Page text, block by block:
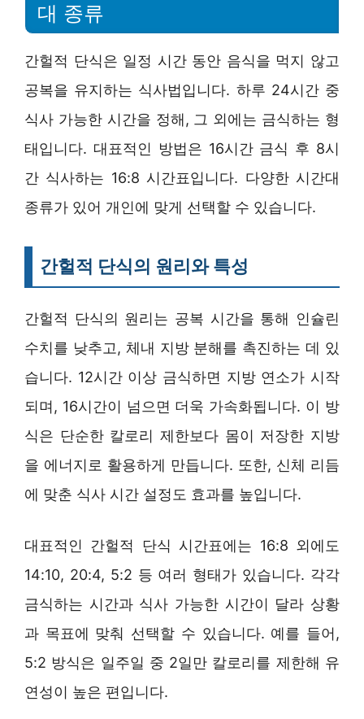
대 종류
간헐적 단식은 일정 시간 동안 음식을 먹지 않고
공복을 유지하는 식사법입니다. 하루 24시간 중
식사 가능한 시간을 정해, 그 외에는 금식하는 형
태입니다. 대표적인 방법은 16시간 금식 후 8시
간 식사하는 16:8 시간표입니다. 다양한 시간대
종류가 있어 개인에 맞게 선택할 수 있습니다.
간헐적 단식의 원리와 특성
간헐적 단식의 원리는 공복 시간을 통해 인슐린
수치를 낮추고, 체내 지방 분해를 촉진하는 데 있
습니다. 12시간 이상 금식하면 지방 연소가 시작
되며, 16시간이 넘으면 더욱 가속화됩니다. 이 방
식은 단순한 칼로리 제한보다 몸이 저장한 지방
을 에너지로 활용하게 만듭니다. 또한, 신체 리듬
에 맞춘 식사 시간 설정도 효과를 높입니다.
대표적인 간헐적 단식 시간표에는 16:8 외에도
14:10, 20:4, 5:2 등 여러 형태가 있습니다. 각각
금식하는 시간과 식사 가능한 시간이 달라 상황
과 목표에 맞춰 선택할 수 있습니다. 예를 들어,
5:2 방식은 일주일 중 2일만 칼로리를 제한해 유
연성이 높은 편입니다.